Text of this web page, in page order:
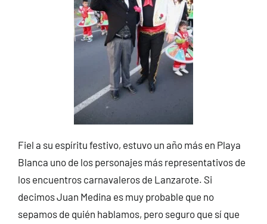
Fiel a su espíritu festivo, estuvo un año más en Playa
Blanca uno de los personajes más representativos de
los encuentros carnavaleros de Lanzarote. Si
decimos Juan Medina es muy probable que no
sepamos de quién hablamos, pero seguro que sí que